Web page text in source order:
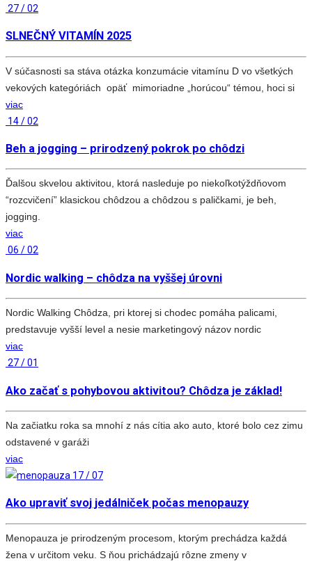
27 / 02
SLNEČNÝ VITAMÍN 2025
V súčasnosti sa stáva otázka konzumácie vitamínu D vo všetkých
vekových kategóriách opäť mimoriadne „horúcou“ témou, hoci si
viac
14 / 02
Beh a jogging – prirodzený pokrok po chôdzi
Ďalšou skvelou aktivitou, ktorá nasleduje po niekoľkotýždňovom
“rozcvičení” klasickou chôdzou a chôdzou s paličkami, je beh,
jogging.
viac
06 / 02
Nordic walking – chôdza na vyššej úrovni
Nordic Walking Chôdza, pri ktorej si chodec pomáha palicami,
predstavuje vyšší level a nesie marketingový názov nordic
viac
27 / 01
Ako začať s pohybovou aktivitou? Chôdza je základ!
Na začiatku roka sa mnohí z nás cítia ako auto, ktoré bolo cez zimu
odstavené v garáži
viac
17 / 07
Ako upraviť svoj jedálniček počas menopauzy
Menopauza je prirodzeným procesom, ktorým prechádza každá
žena v určitom veku. S ňou prichádzajú rôzne zmeny v